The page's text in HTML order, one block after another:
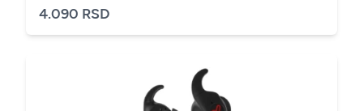
4.090 RSD